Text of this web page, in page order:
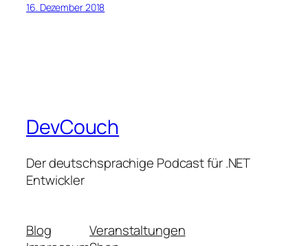
16. Dezember 2018
DevCouch
Der deutschsprachige Podcast für .NET
Entwickler
Blog
Veranstaltungen